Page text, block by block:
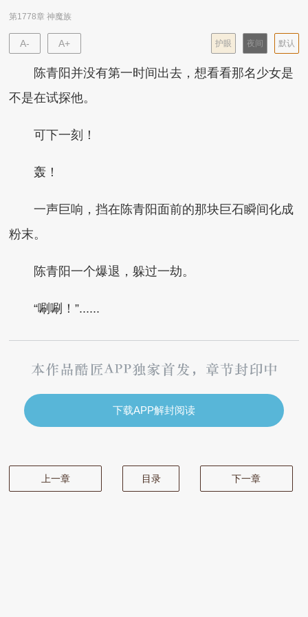
第1778章 神魔族
A- A+ 默认
夜间
护眼
陈青阳并没有第一时间出去，想看看那名少女是
不是在试探他。
可下一刻！
轰！
一声巨响，挡在陈青阳面前的那块巨石瞬间化成
粉末。
陈青阳一个爆退，躲过一劫。
“唰唰！”......
下载APP解封阅读
上一章 目录 下一章